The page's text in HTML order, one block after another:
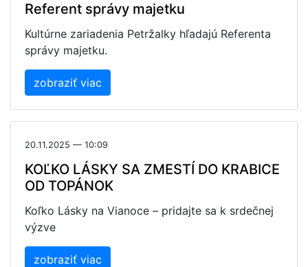
Referent správy majetku
Kultúrne zariadenia Petržalky hľadajú Referenta
správy majetku.
zobraziť viac
20.11.2025 — 10:09
KOĽKO LÁSKY SA ZMESTÍ DO KRABICE
OD TOPÁNOK
Koľko Lásky na Vianoce – pridajte sa k srdečnej
výzve
zobraziť viac